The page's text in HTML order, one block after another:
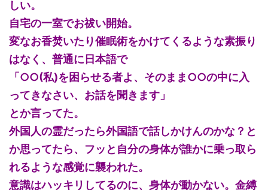
しい。
自宅の一室でお祓い開始。
変なお香焚いたり催眠術をかけてくるような素振り
はなく、普通に日本語で
「○○(私)を困らせる者よ、そのまま○○の中に入
ってきなさい、お話を聞きます」
とか言ってた。
外国人の霊だったら外国語で話しかけんのかな？と
か思ってたら、フッと自分の身体が誰かに乗っ取ら
れるような感覚に襲われた。
意識はハッキリしてるのに、身体が動かない。金縛